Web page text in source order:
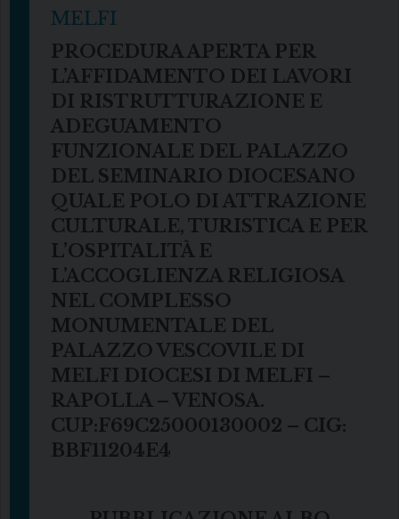
MELFI
PROCEDURA APERTA PER
L’AFFIDAMENTO DEI LAVORI
DI RISTRUTTURAZIONE E
ADEGUAMENTO
FUNZIONALE DEL PALAZZO
DEL SEMINARIO DIOCESANO
QUALE POLO DI ATTRAZIONE
CULTURALE, TURISTICA E PER
L’OSPITALITÀ E
L’ACCOGLIENZA RELIGIOSA
NEL COMPLESSO
MONUMENTALE DEL
PALAZZO VESCOVILE DI
MELFI DIOCESI DI MELFI –
RAPOLLA – VENOSA.
CUP:F69C25000130002 – CIG:
BBF11204E4